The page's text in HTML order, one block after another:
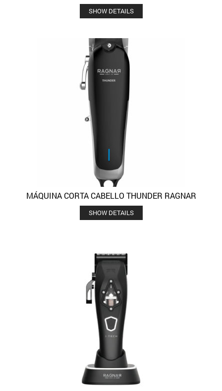
SHOW DETAILS
MÁQUINA CORTA CABELLO THUNDER RAGNAR
SHOW DETAILS